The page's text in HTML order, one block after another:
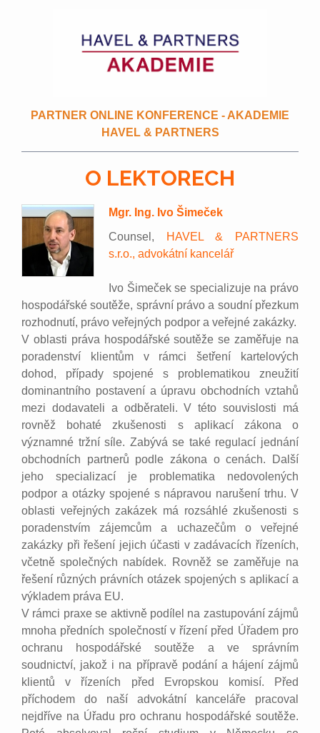
PARTNER ONLINE KONFERENCE - AKADEMIE
HAVEL & PARTNERS
O LEKTORECH
Mgr. Ing. Ivo Šimeček
Counsel,
HAVEL & PARTNERS
s.r.o., advokátní kancelář
Ivo Šimeček se specializuje na právo
hospodářské soutěže, správní právo a soudní přezkum
rozhodnutí, právo veřejných podpor a veřejné zakázky.
V oblasti práva hospodářské soutěže se zaměřuje na
poradenství klientům v rámci šetření kartelových
dohod, případy spojené s problematikou zneužití
dominantního postavení a úpravu obchodních vztahů
mezi dodavateli a odběrateli. V této souvislosti má
rovněž bohaté zkušenosti s aplikací zákona o
významné tržní síle. Zabývá se také regulací jednání
obchodních partnerů podle zákona o cenách. Další
jeho specializací je problematika nedovolených
podpor a otázky spojené s nápravou narušení trhu. V
oblasti veřejných zakázek má rozsáhlé zkušenosti s
poradenstvím zájemcům a uchazečům o veřejné
zakázky při řešení jejich účasti v zadávacích řízeních,
včetně společných nabídek. Rovněž se zaměřuje na
řešení různých právních otázek spojených s aplikací a
výkladem práva EU.
V rámci praxe se aktivně podílel na zastupování zájmů
mnoha předních společností v řízení před Úřadem pro
ochranu hospodářské soutěže a ve správním
soudnictví, jakož i na přípravě podání a hájení zájmů
klientů v řízeních před Evropskou komisí. Před
příchodem do naší advokátní kanceláře pracoval
nejdříve na Úřadu pro ochranu hospodářské soutěže.